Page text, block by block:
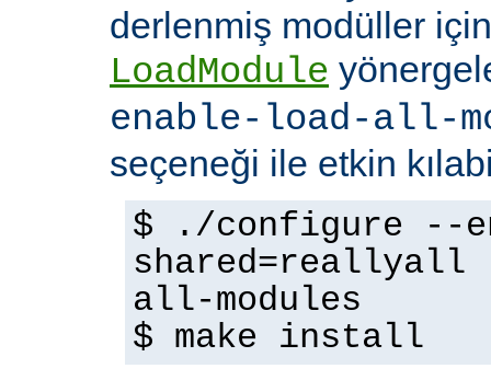
derlenmiş modüller
LoadModule
enable-load-all-
seçeneği ile etkin
$ ./configure --
shared=reallyall
all-modules
$ make install